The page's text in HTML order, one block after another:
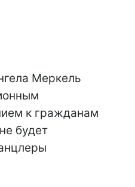
Меркель
к гражданам
будет